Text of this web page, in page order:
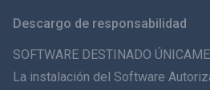
ภาษาไทย
Descargo de responsabilidad
SOFTWARE DESTINADO
La instalación del Software